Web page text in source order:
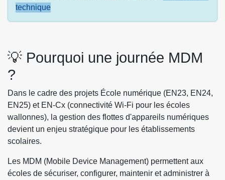
technique
💡 Pourquoi une journée MDM
?
Dans le cadre des projets École numérique (EN23, EN24,
EN25) et EN-Cx (connectivité Wi-Fi pour les écoles
wallonnes), la gestion des flottes d'appareils numériques
devient un enjeu stratégique pour les établissements
scolaires.
Les MDM (Mobile Device Management) permettent aux
écoles de sécuriser, configurer, maintenir et administrer à